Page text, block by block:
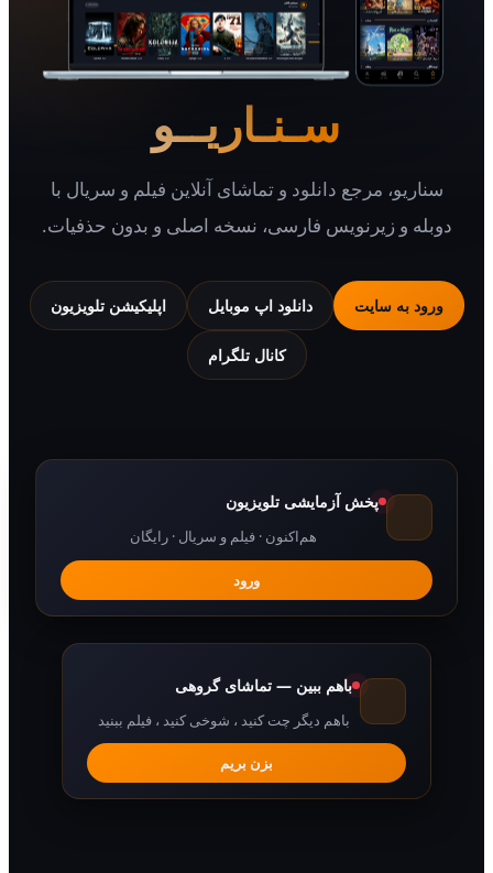
سـنـاریــو
مرجع دانلود و تماشای آنلاین فیلم و سریال با
و زیرنویس فارسی، نسخه اصلی و بدون حذفیات.
به سایت دانلود اپ موبایل اپلیکیشن تلویزیون
کانال تلگرام
پخش آزمایشی تلویزیون
هم‌اکنون · فیلم و سریال · رایگان
باهم ببین — تماشای گروهی
باهم دیگر چت کنید ، شوخی کنید ، فیلم ببنید